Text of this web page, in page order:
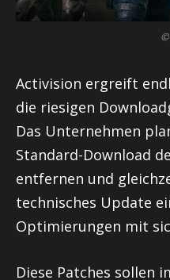
©
Activision ergreift
die riesigen
Das Unternehmen
Standard-Download
entfernen und
technisches Update
Optimierungen mit
Diese Patches sollen